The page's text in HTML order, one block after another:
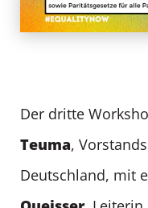
Der dritte
Teuma,
Deutschland, mit